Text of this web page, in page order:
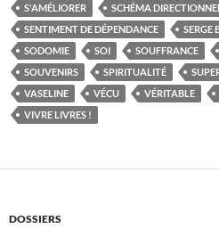
S'AMÉLIORER
SCHÉMA DIRECTIONNEL
SENTIMENT DE DÉPENDANCE
SERGE
SODOMIE
SOI SOUFFRANCE
SOUVENIRS
SPIRITUALITÉ
VASELINE
VÉCU VÉRITABLE
VIVRE LIVRES !
DOSSIERS